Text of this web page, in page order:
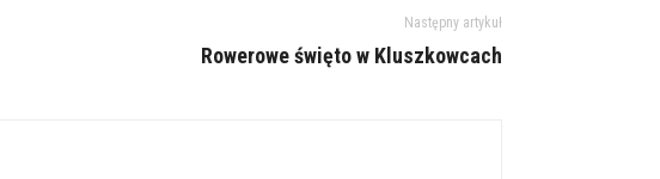
Następny artykuł
Rowerowe święto w Kluszkowcach